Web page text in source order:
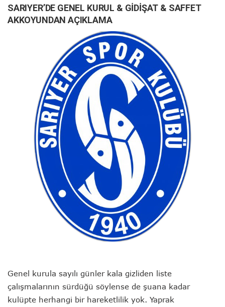
SARIYER’DE GENEL KURUL & GİDİŞAT & SAFFET
AKKOYUNDAN AÇIKLAMA
Genel kurula sayılı günler kala gizliden liste
çalışmalarının sürdüğü söylense de şuana kadar
kulüpte herhangi bir hareketlilik yok. Yaprak